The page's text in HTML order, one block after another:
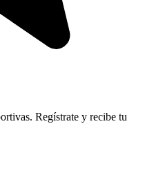
Regístrate y recibe tu